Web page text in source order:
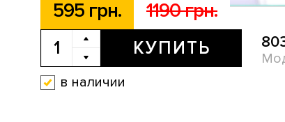
595 грн. 1190 грн.
КУПИТЬ
в наличии